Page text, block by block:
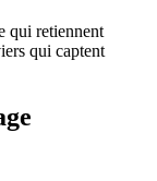
qui retiennent
qui captent